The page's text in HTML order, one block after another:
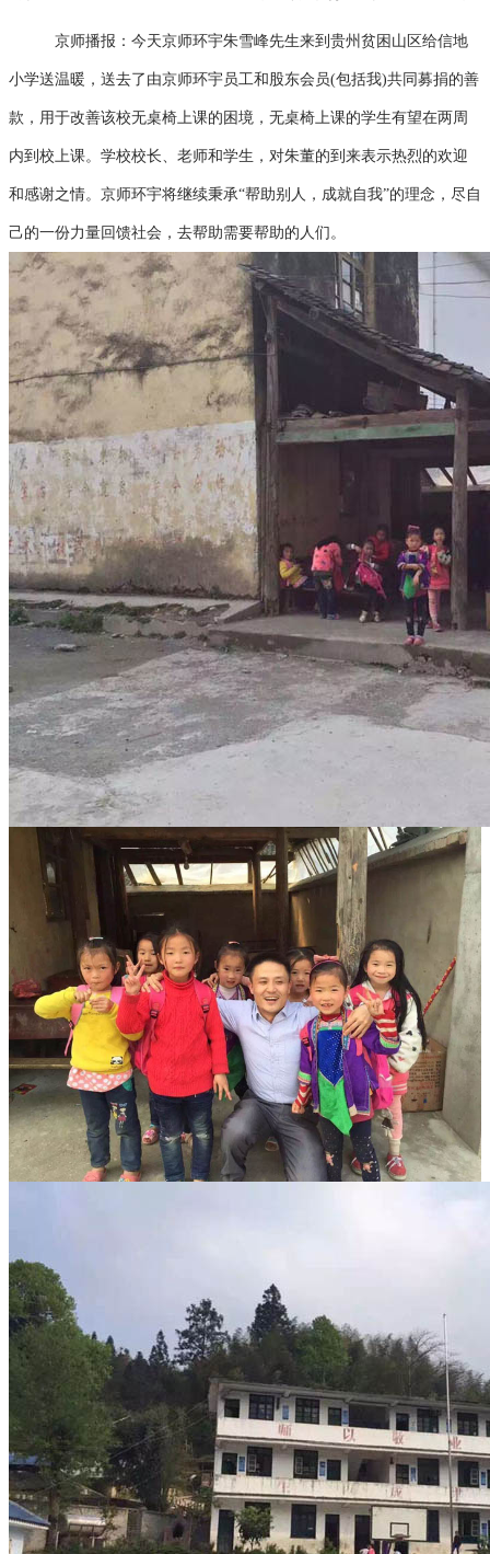
京师播报：今天京师环宇朱雪峰先生来到贵州贫困山区给信地
小学送温暖，送去了由京师环宇员工和股东会员(包括我)共同募捐的善
款，用于改善该校无桌椅上课的困境，无桌椅上课的学生有望在两周
内到校上课。学校校长、老师和学生，对朱董的到来表示热烈的欢迎
和感谢之情。京师环宇将继续秉承“帮助别人，成就自我”的理念，尽自
己的一份力量回馈社会，去帮助需要帮助的人们。